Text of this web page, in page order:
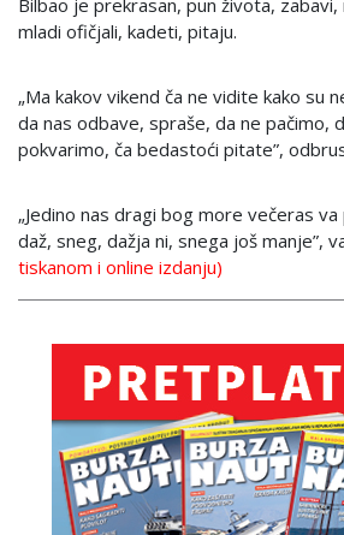
Bilbao je prekrasan, pun života, zabavi,
mladi ofičjali, kadeti, pitaju.
„Ma kakov vikend ča ne vidite kako su
da nas odbave, spraše, da ne pačimo,
pokvarimo, ča bedastoći pitate”,
„Jedino nas dragi bog more večeras
daž, sneg, dažja ni, snega još manje”,
tiskanom i online izdanju)